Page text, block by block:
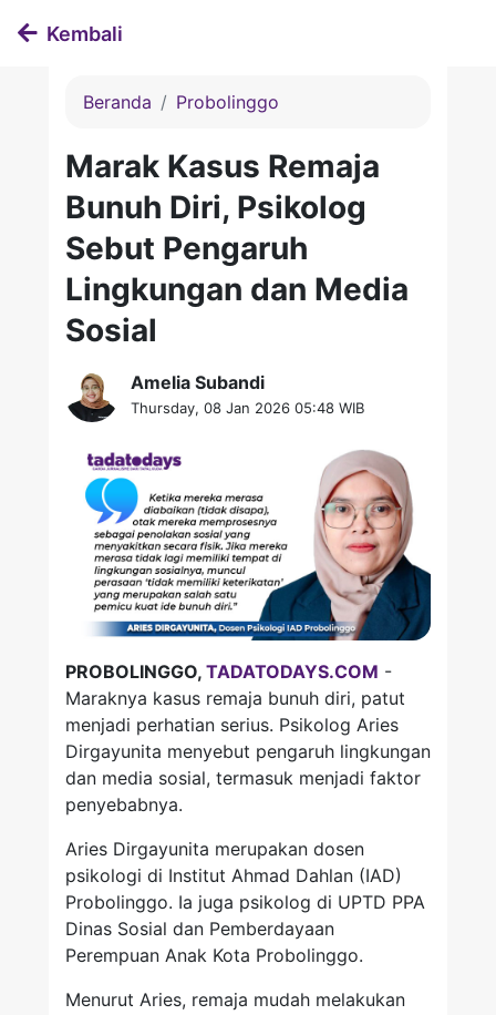
Kembali
Beranda Probolinggo
Marak Kasus Remaja
Bunuh Diri, Psikolog
Sebut Pengaruh
Lingkungan dan Media
Sosial
Amelia Subandi
Thursday, 08 Jan 2026 05:48 WIB
PROBOLINGGO, TADATODAYS.COM -
Maraknya kasus remaja bunuh diri, patut
menjadi perhatian serius. Psikolog Aries
Dirgayunita menyebut pengaruh lingkungan
dan media sosial, termasuk menjadi faktor
penyebabnya.
Aries Dirgayunita merupakan dosen
psikologi di Institut Ahmad Dahlan (IAD)
Probolinggo. Ia juga psikolog di UPTD PPA
Dinas Sosial dan Pemberdayaan
Perempuan Anak Kota Probolinggo.
Menurut Aries, remaja mudah melakukan